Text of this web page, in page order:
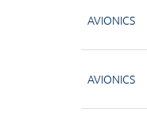
AVIONICS
AVIONICS